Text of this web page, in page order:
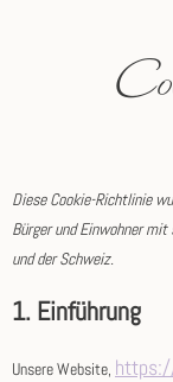
Diese Cookie-Richtlinie
Bürger und Einwohner
und der Schweiz.
1. Einführung
Unsere Website,